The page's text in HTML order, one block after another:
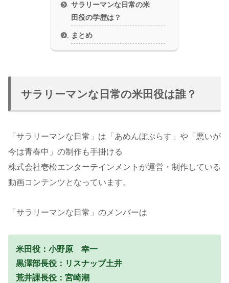
サラリーマンな日常の米
田役の学歴は？
まとめ
サラリーマンな日常の米田役は誰？
「サラリーマンな日常」は「あめんぼぷらす」や「悪いが
今は青春中」の制作も手掛ける
株式会社壱松エンターテインメントが運営・制作している
動画コンテンツとなっています。
「サラリーマンな日常」のメンバーは
米田役：小野原 幸一
黒澤部長役：リスナップ土井
荒井課長役：宮崎潮